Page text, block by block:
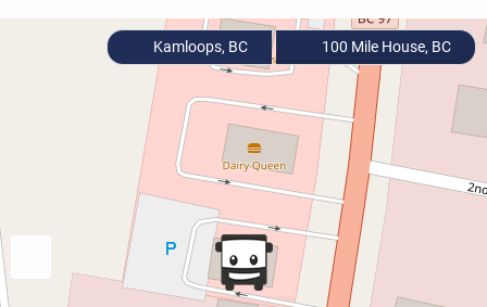
Kamloops, BC 100 Mile House, BC